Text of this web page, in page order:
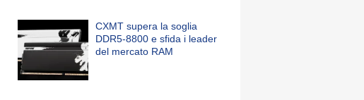
CXMT supera la soglia
DDR5-8800 e sfida i leader
del mercato RAM